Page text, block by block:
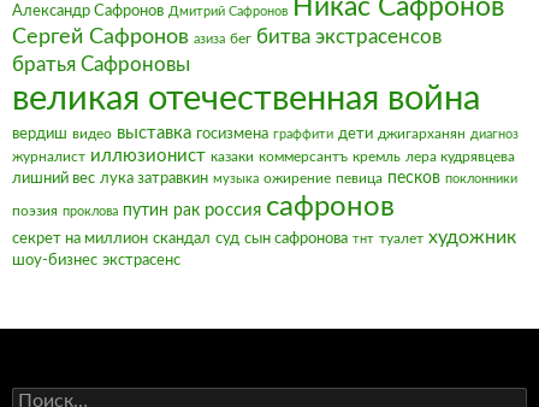
Александр Сафронов Дмитрий Сафронов Никас Сафронов
Сергей Сафронов азиза бег битва экстрасенсов
братья Сафроновы
великая отечественная война
вердиш видео выставка госизмена граффити дети джигарханян диагноз
журналист иллюзионист казаки коммерсантъ кремль лера кудрявцева
лишний вес лука затравкин музыка ожирение певица песков поклонники
поэзия проклова путин рак россия сафронов
секрет на миллион скандал суд сын сафронова тнт туалет художник
шоу-бизнес экстрасенс
Найти: